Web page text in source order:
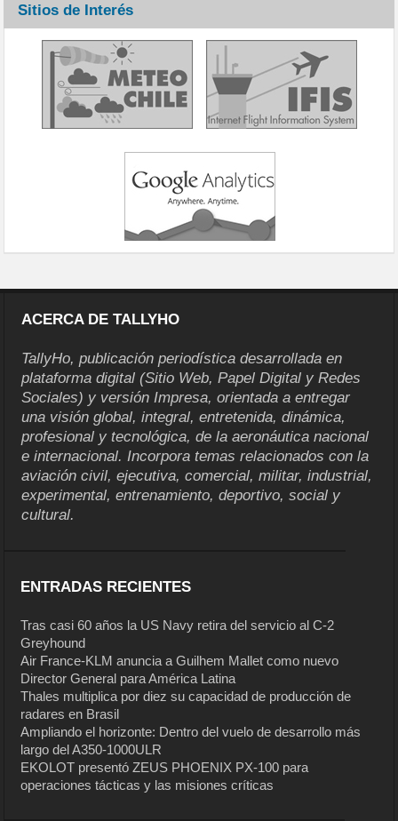
Sitios de Interés
ACERCA DE TALLYHO
TallyHo, publicación periodística desarrollada en
plataforma digital (Sitio Web, Papel Digital y Redes
Sociales) y versión Impresa, orientada a entregar
una visión global, integral, entretenida, dinámica,
profesional y tecnológica, de la aeronáutica nacional
e internacional. Incorpora temas relacionados con la
aviación civil, ejecutiva, comercial, militar, industrial,
experimental, entrenamiento, deportivo, social y
cultural.
ENTRADAS RECIENTES
Tras casi 60 años la US Navy retira del servicio al C-2
Greyhound
Air France-KLM anuncia a Guilhem Mallet como nuevo
Director General para América Latina
Thales multiplica por diez su capacidad de producción de
radares en Brasil
Ampliando el horizonte: Dentro del vuelo de desarrollo más
largo del A350-1000ULR
EKOLOT presentó ZEUS PHOENIX PX-100 para
operaciones tácticas y las misiones críticas